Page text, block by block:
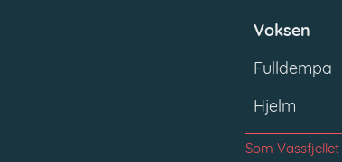
Voksen
Fulldempa
Hjelm
Som